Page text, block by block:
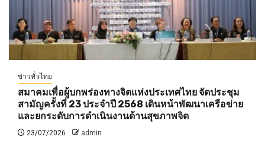
ข่าวทั่วไทย
สมาคมเพื่อผู้บกพร่องทางจิตแห่งประเทศไทย จัดประชุม
สามัญครั้งที่ 23 ประจำปี 2568 เดินหน้าพัฒนาเครือข่าย
และยกระดับการดำเนินงานด้านสุขภาพจิต
23/07/2026 admin